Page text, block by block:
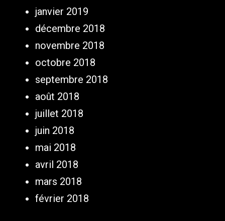
janvier 2019
décembre 2018
novembre 2018
octobre 2018
septembre 2018
août 2018
juillet 2018
juin 2018
mai 2018
avril 2018
mars 2018
février 2018